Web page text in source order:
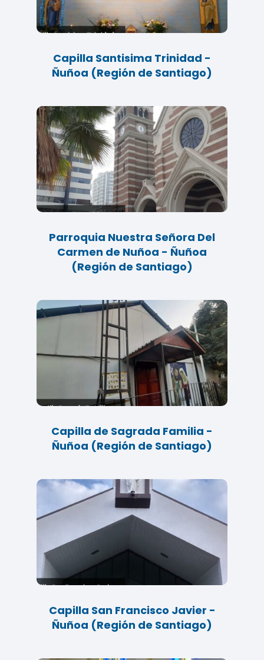
Capilla Santisima Trinidad -
Ñuñoa (Región de Santiago)
Parroquia Nuestra Señora Del
Carmen de Nuñoa - Ñuñoa
(Región de Santiago)
Capilla de Sagrada Familia -
Ñuñoa (Región de Santiago)
Capilla San Francisco Javier -
Ñuñoa (Región de Santiago)